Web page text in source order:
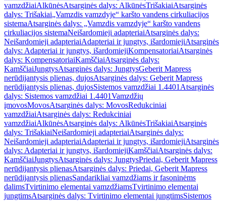
vamzdžiaiAlkūnėsAtsarginės dalys: AlkūnėsTrišakiaiAtsarginės
dalys: Trišakiai„Vamzdis vamzdyje“ karšto vandens cirkuliacijos
sistemaAtsarginės dalys: „Vamzdis vamzdyje“ karšto vandens
cirkuliacijos sistemaNeišardomieji adapteriaiAtsarginės dalys:
Neišardomieji adapteriaiAdapteriai ir jungtys, išardomiejiAtsarginės
dalys: Adapteriai ir jungtys, išardomiejiKompensatoriaiAtsarginės
dalys: KompensatoriaiKamščiaiAtsarginės dalys:
KamščiaiJungtysAtsarginės dalys: JungtysGeberit Mapress
nerūdijantysis plienas, dujosAtsarginės dalys: Geberit Mapress
nerūdijantysis plienas, dujosSistemos vamzdžiai 1.4401 Atsarginės
dalys: Sistemos vamzdžiai 1.4401Vamzdžių
įmovosMovosAtsarginės dalys: MovosRedukciniai
vamzdžiaiAtsarginės dalys: Redukciniai
vamzdžiaiAlkūnėsAtsarginės dalys: AlkūnėsTrišakiaiAtsarginės
dalys: TrišakiaiNeišardomieji adapteriaiAtsarginės dalys:
Neišardomieji adapteriaiAdapteriai ir jungtys, išardomiejiAtsarginės
dalys: Adapteriai ir jungtys, išardomiejiKamščiaiAtsarginės dalys:
KamščiaiJungtysAtsarginės dalys: JungtysPriedai, Geberit Mapress
nerūdijantysis plienasAtsarginės dalys: Priedai, Geberit Mapress
nerūdijantysis plienasSandarikliai vamzdžiams ir fasoninėms
dalimsTvirtinimo elementai vamzdžiamsTvirtinimo elementai
jungtimsAtsarginės dalys: Tvirtinimo elementai jungtimsSistemos